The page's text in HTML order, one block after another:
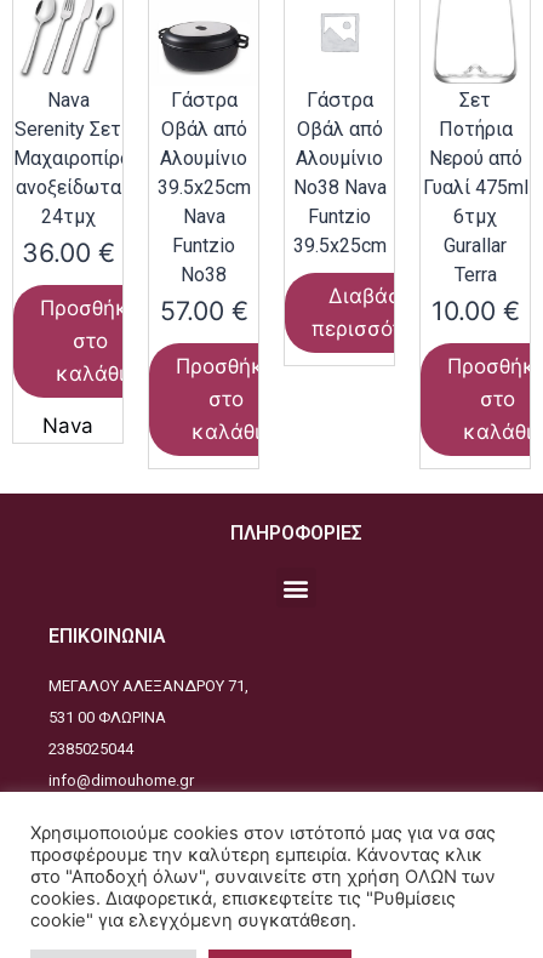
Nava
Serenity Σετ
Μαχαιροπίρουνα
ανοξείδωτα
24τμχ
36.00 €
Προσθήκη
στο
καλάθι
Nava
Γάστρα
Οβάλ από
Αλουμίνιο
39.5x25cm
Nava
Funtzio
Νο38
57.00 €
Προσθήκη
στο
καλάθι
Γάστρα
Οβάλ από
Αλουμίνιο
Νο38 Nava
Funtzio
39.5x25cm
Διαβάστε
περισσότερα
Σετ
Ποτήρια
Νερού από
Γυαλί 475ml
6τμχ
Gurallar
Terra
10.00 €
στο
καλάθι
ΠΛΗΡΟΦΟΡΙΕΣ
ΕΠΙΚΟΙΝΩΝΙΑ
ΜΕΓΑΛΟΥ ΑΛΕΞΑΝΔΡΟΥ 71,
531 00 ΦΛΩΡΙΝΑ
2385025044
info@dimouhome.gr
Copyrights © 2021. All Rights Reserved - Design and developed by
Χρησιμοποιούμε cookies στον ιστότοπό μας για να σας
προσφέρουμε την καλύτερη εμπειρία. Κάνοντας κλικ
στο "Αποδοχή όλων", συναινείτε στη χρήση ΟΛΩΝ των
cookies. Διαφορετικά, επισκεφτείτε τις "Ρυθμίσεις
cookie" για ελεγχόμενη συγκατάθεση.